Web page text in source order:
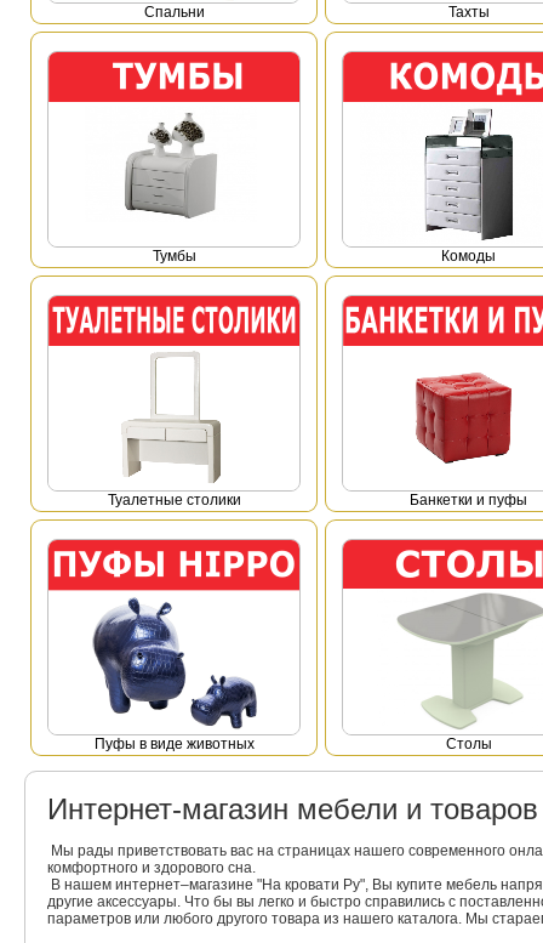
Спальни Тахты
Тумбы Комоды
Туалетные столики Банкетки и пуфы
Пуфы в виде животных Столы
Интернет-магазин мебели и
Мы рады приветствовать вас на страницах нашего современного
комфортного и здорового сна.
В нашем интернет–магазине "На кровати Ру", Вы купите мебель
другие аксессуары. Что бы вы легко и быстро справились с
параметров или любого другого товара из нашего каталога. Мы